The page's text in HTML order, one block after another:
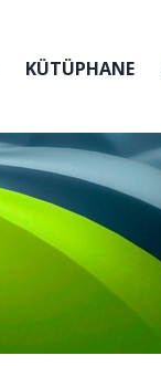
KÜTÜPHANE